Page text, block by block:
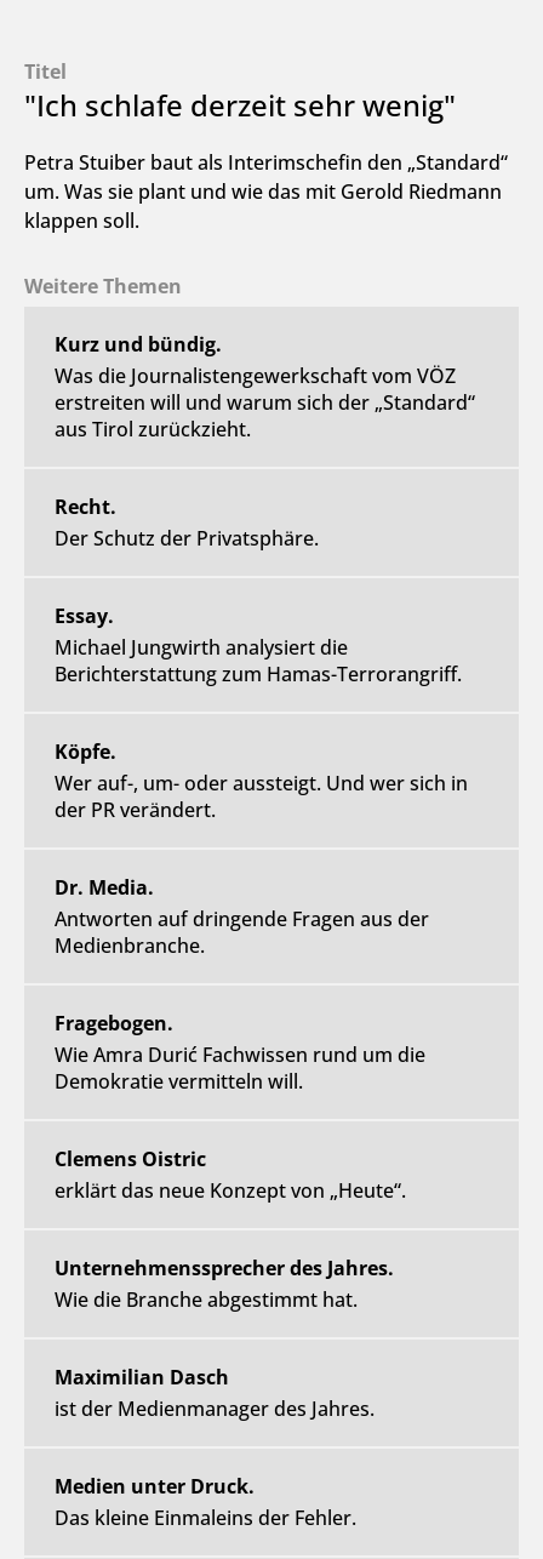
Titel
"Ich schlafe derzeit sehr wenig"
Petra Stuiber baut als Interimschefin den „Standard“
um. Was sie plant und wie das mit Gerold Riedmann
klappen soll.
Weitere Themen
Kurz und bündig.
Was die Journalistengewerkschaft vom VÖZ
erstreiten will und warum sich der „Standard“
aus Tirol zurückzieht.
Recht.
Der Schutz der Privatsphäre.
Essay.
Michael Jungwirth analysiert die
Berichterstattung zum Hamas-Terrorangriff.
Köpfe.
Wer auf-, um- oder aussteigt. Und wer sich in
der PR verändert.
Dr. Media.
Antworten auf dringende Fragen aus der
Medienbranche.
Fragebogen.
Wie Amra Durić Fachwissen rund um die
Demokratie vermitteln will.
Clemens Oistric
erklärt das neue Konzept von „Heute“.
Unternehmenssprecher des Jahres.
Wie die Branche abgestimmt hat.
Maximilian Dasch
ist der Medienmanager des Jahres.
Medien unter Druck.
Das kleine Einmaleins der Fehler.